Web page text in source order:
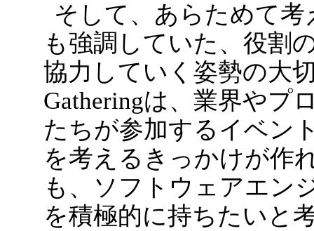
そして、あらためて考
も強調していた、役割
協力していく姿勢の大
Gatheringは、業界やプ
たちが参加するイベン
を考えるきっかけが作
も、ソフトウェアエン
を積極的に持ちたいと